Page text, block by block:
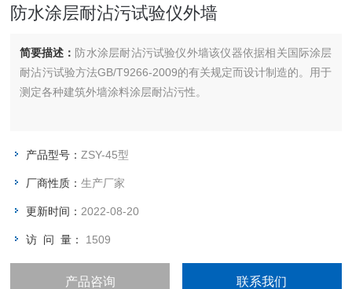
防水涂层耐沾污试验仪外墙
简要描述： 防水涂层耐沾污试验仪外墙该仪器依据相关国际涂层
耐沾污试验方法GB/T9266-2009的有关规定而设计制造的。用于
测定各种建筑外墙涂料涂层耐沾污性。
产品型号：ZSY-45型
厂商性质：生产厂家
更新时间： 2022-08-20
访 问 量： 1509
产品咨询 联系我们